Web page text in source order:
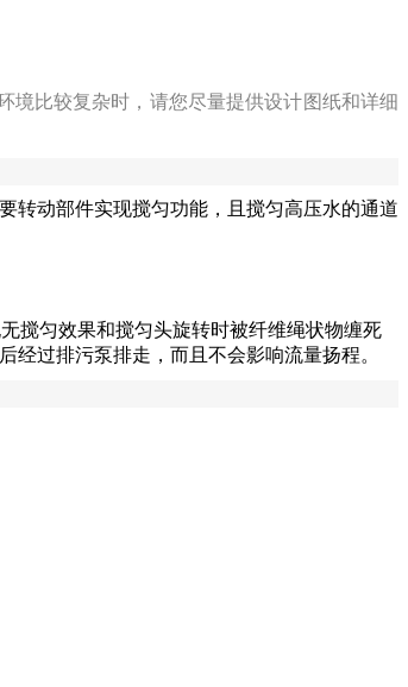
境比较复杂时，请您尽量提供设计图纸和详细
转动部件实现搅匀功能，且搅匀高压水的通道
搅匀效果和搅匀头旋转时被纤维绳状物缠死
过排污泵排走，而且不会影响流量扬程。